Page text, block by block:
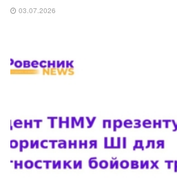
03.07.2026